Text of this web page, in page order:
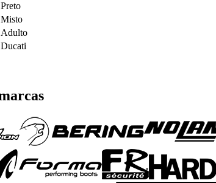
Preto
Misto
Adulto
Ducati